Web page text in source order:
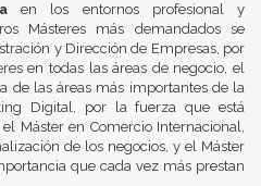
en los entornos profesional y
Másteres más demandados se
y Dirección de Empresas, por
en todas las áreas de negocio, el
de las áreas más importantes de la
Digital, por la fuerza que está
Máster en Comercio Internacional,
de los negocios, y el Máster
que cada vez más prestan